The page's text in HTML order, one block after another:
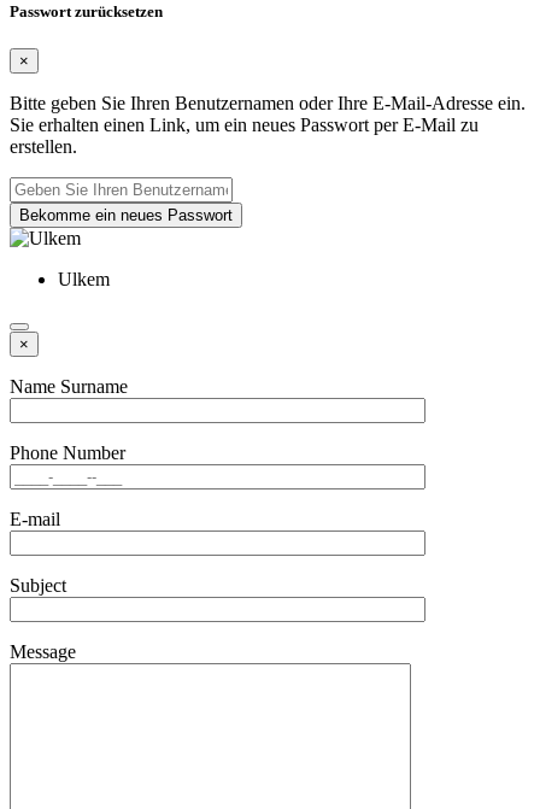
Passwort zurücksetzen
×
Bitte geben Sie Ihren Benutzernamen oder Ihre E-Mail-Adresse ein.
Sie erhalten einen Link, um ein neues Passwort per E-Mail zu
erstellen.
Bekomme ein neues Passwort
Ulkem
×
Name Surname
Phone Number
E-mail
Subject
Message